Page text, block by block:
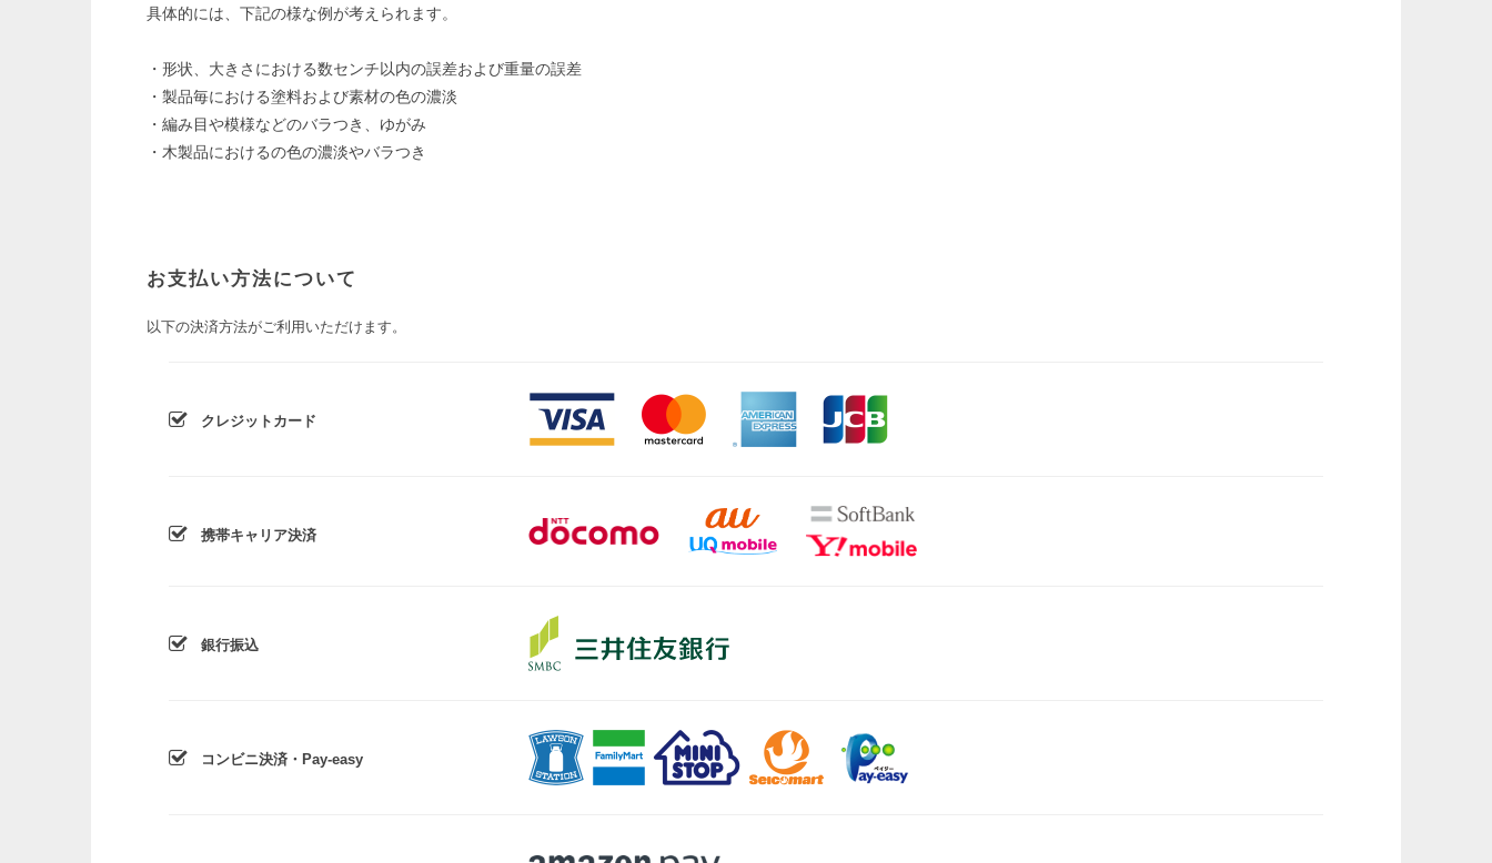
具体的には、下記の様な例が考えられます。
・形状、大きさにおける数センチ以内の誤差および重量の誤差
・製品毎における塗料および素材の色の濃淡
・編み目や模様などのバラつき、ゆがみ
・木製品におけるの色の濃淡やバラつき
お支払い方法について
以下の決済方法がご利用いただけます。
クレジットカード
携帯キャリア決済
銀行振込
コンビニ決済・Pay-easy